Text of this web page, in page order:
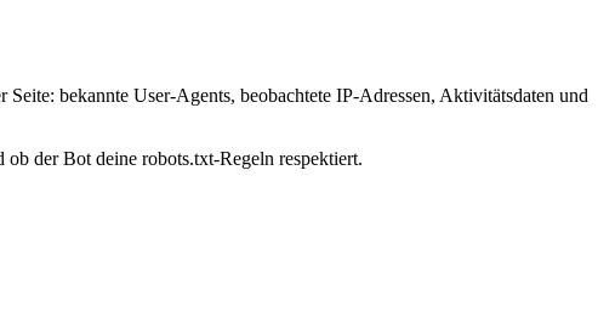
bekannte User-Agents, beobachtete IP-Adressen, Aktivitätsdaten und
der Bot deine robots.txt-Regeln respektiert.